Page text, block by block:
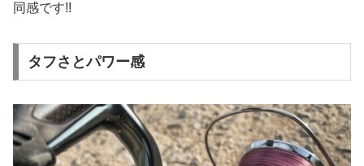
同感です!!
タフさとパワー感